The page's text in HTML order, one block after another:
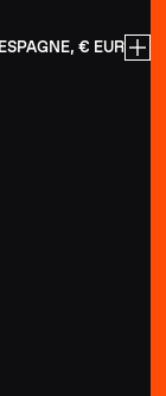
ESPAGNE, € EUR